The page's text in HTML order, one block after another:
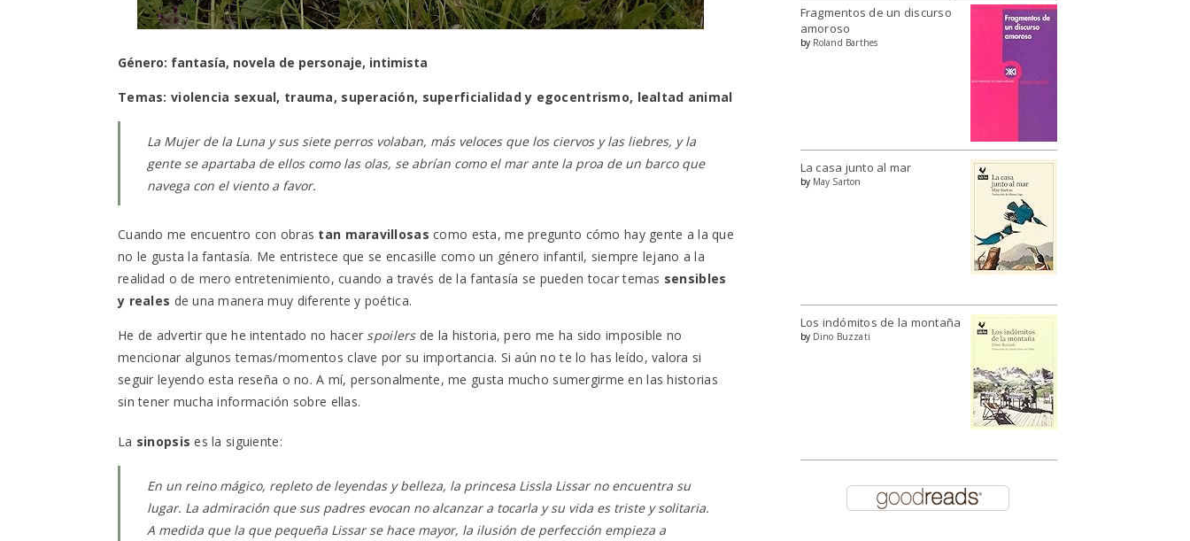
Género: fantasía, novela de personaje, intimista
Temas: violencia sexual, trauma, superación, superficialidad y egocentrismo, lealtad animal
La Mujer de la Luna y sus siete perros volaban, más veloces que los ciervos y las liebres, y la
gente se apartaba de ellos como las olas, se abrían como el mar ante la proa de un barco que
navega con el viento a favor.
Cuando me encuentro con obras tan maravillosascomo esta, me pregunto cómo hay gente a la que
no le gusta la fantasía. Me entristece que se encasille como un género infantil, siempre lejano a la
realidad o de mero entretenimiento, cuando a través de la fantasía se pueden tocar temas sensibles
y reales de una manera muy diferente y poética.
He de advertir que he intentado no hacer spoilersde la historia, pero me ha sido imposible no
mencionar algunos temas/momentos clave por su importancia. Si aún no te lo has leído, valora si
seguir leyendo esta reseña o no. A mí, personalmente, me gusta mucho sumergirme en las historias
sin tener mucha información sobre ellas.
La sinopsis es la siguiente:
En un reino mágico, repleto de leyendas y belleza, la princesa Lissla Lissar no encuentra su
lugar. La admiración que sus padres evocan no alcanzar a tocarla y su vida es triste y solitaria.
A medida que la que pequeña Lissar se hace mayor, la ilusión de perfección empieza a
Fragmentos de un discurso
amoroso
by Roland Barthes
La casa junto al mar
by May Sarton
Los indómitos de la montaña
by Dino Buzzati